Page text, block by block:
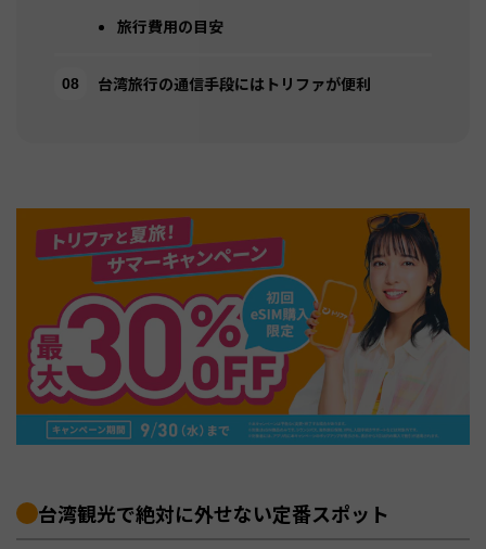
旅行費用の目安
台湾旅行の通信手段にはトリファが便利
台湾観光で絶対に外せない定番スポット